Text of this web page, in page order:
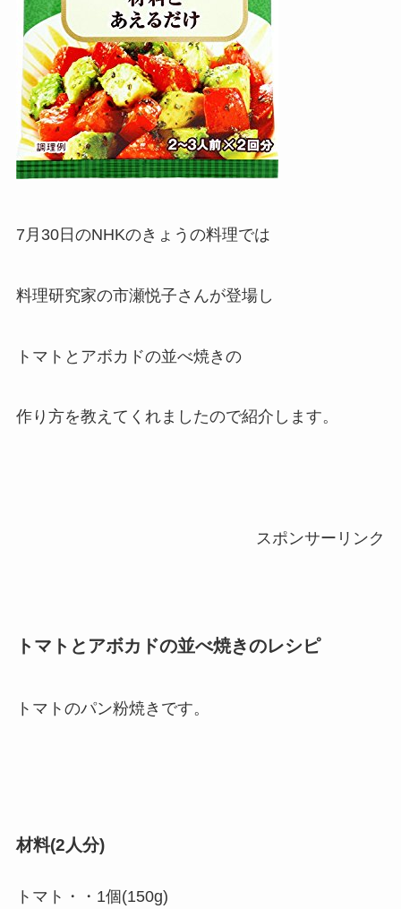
7月30日のNHKのきょうの料理では
料理研究家の市瀬悦子さんが登場し
トマトとアボカドの並べ焼きの
作り方を教えてくれましたので紹介します。
スポンサーリンク
トマトとアボカドの並べ焼きのレシピ
トマトのパン粉焼きです。
材料(2人分)
トマト・・1個(150g)